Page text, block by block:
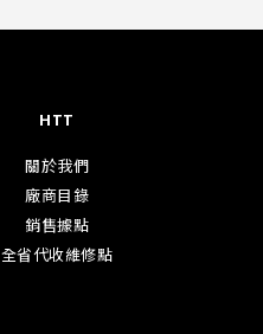
HTT
關於我們
廠商目錄
銷售據點
全省代收維修點